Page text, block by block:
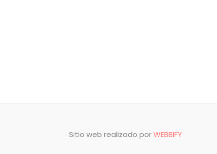
Sitio web realizado porWEBBIFY